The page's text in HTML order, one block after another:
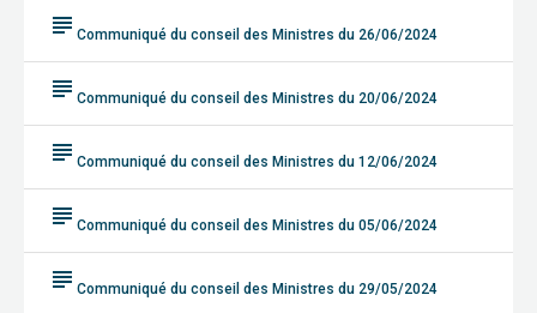
subject Communiqué du conseil des Ministres du 26/06/2024
subject Communiqué du conseil des Ministres du 20/06/2024
subject Communiqué du conseil des Ministres du 12/06/2024
subject Communiqué du conseil des Ministres du 05/06/2024
subject Communiqué du conseil des Ministres du 29/05/2024